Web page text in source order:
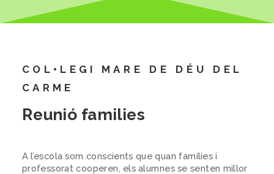
COL•LEGI MARE DE DÉU DEL
CARME
Reunió families
A l’escola som conscients que quan famílies i
professorat cooperen, els alumnes se senten millor